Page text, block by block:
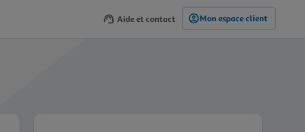
Aide et contact Mon espace client